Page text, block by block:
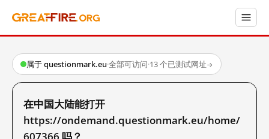
属于 questionmark.eu·全部可访问·13 个已测试网址→
在中国大陆能打开
https://ondemand.questionmark.eu/home/